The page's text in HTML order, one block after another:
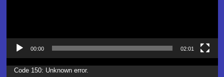
00:00 02:01
Pemutar
Code 150: Unknown error.